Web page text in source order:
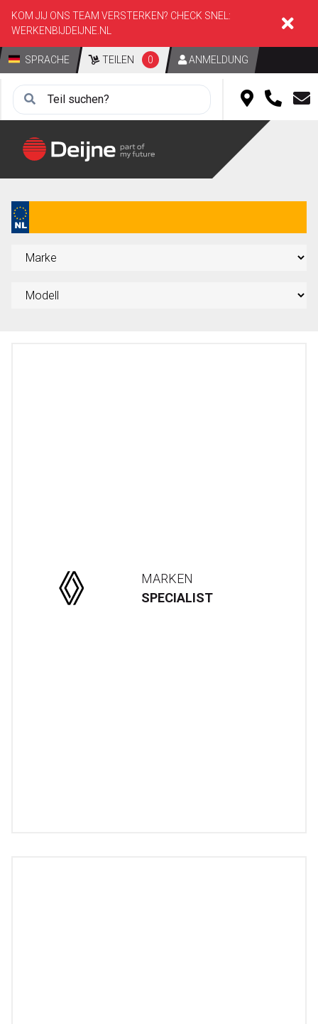
KOM JIJ ONS TEAM VERSTERKEN? CHECK SNEL:
WERKENBIJDEIJNE.NL
SPRACHE TEILEN 0 ANMELDUNG
MARKEN
SPECIALIST